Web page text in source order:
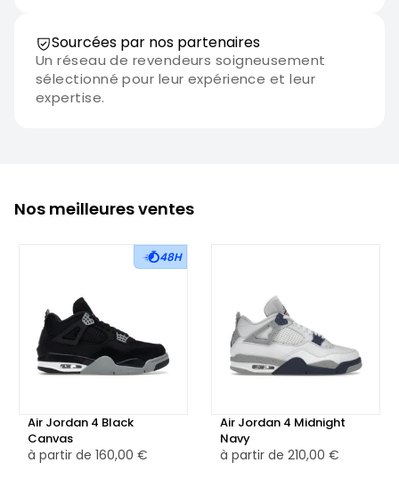
Sourcées par nos partenaires
Un réseau de revendeurs soigneusement
sélectionné pour leur expérience et leur
expertise.
Nos meilleures ventes
48H
Air Jordan 4 Black
Canvas
à partir de 160,00 €
Air Jordan 4 Midnight
Navy
à partir de 210,00 €